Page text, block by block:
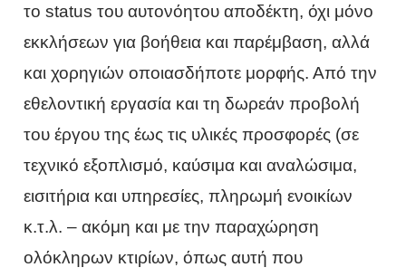
το status του αυτονόητου αποδέκτη, όχι μόνο
εκκλήσεων για βοήθεια και παρέμβαση, αλλά
και χορηγιών οποιασδήποτε μορφής. Από την
εθελοντική εργασία και τη δωρεάν προβολή
του έργου της έως τις υλικές προσφορές (σε
τεχνικό εξοπλισμό, καύσιμα και αναλώσιμα,
εισιτήρια και υπηρεσίες, πληρωμή ενοικίων
κ.τ.λ. – ακόμη και με την παραχώρηση
ολόκληρων κτιρίων, όπως αυτή που